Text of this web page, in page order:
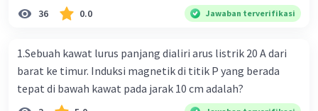
dengan menurunkan reserve requirement ratio e.
Ekspansif dengan menaikkan tingkat diskonto Bila Bank
ceteris paribus maka .... a. Menimbulkan inflasi di mana
bentuk kurva jumlah uang beredar (penawaran uang) naik
dari kiri bawah ke kanan atas b. Menimbulkan deflasi di
36 0.0 Jawaban terverifikasi
1.Sebuah kawat lurus panjang dialiri arus listrik 20 A dari
barat ke timur. Induksi magnetik di titik P yang berada
tepat di bawah kawat pada jarak 10 cm adalah?